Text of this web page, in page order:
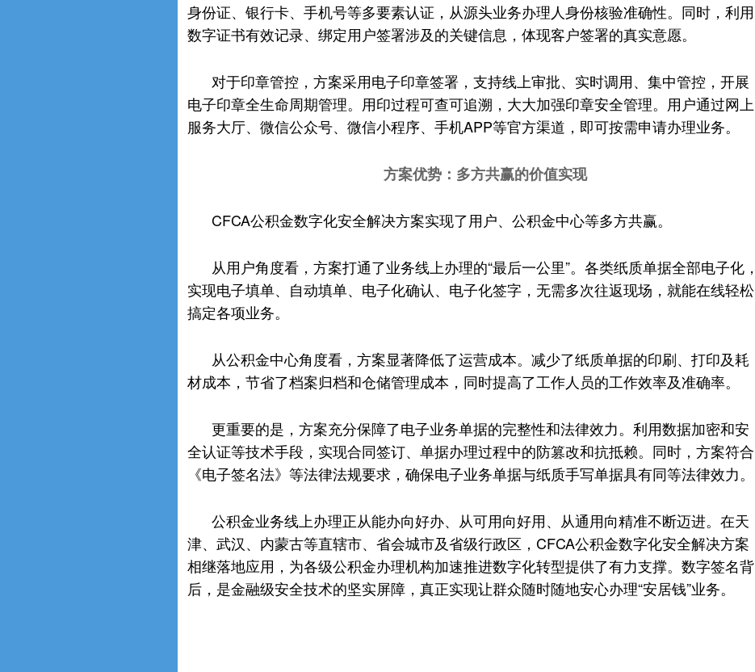
身份证、银行卡、手机号等多要素认证，从源头业务办理人身份核验准确性。同时，利用
数字证书有效记录、绑定用户签署涉及的关键信息，体现客户签署的真实意愿。
对于印章管控，方案采用电子印章签署，支持线上审批、实时调用、集中管控，开展
电子印章全生命周期管理。用印过程可查可追溯，大大加强印章安全管理。用户通过网上
服务大厅、微信公众号、微信小程序、手机APP等官方渠道，即可按需申请办理业务。
方案优势：多方共赢的价值实现
CFCA公积金数字化安全解决方案实现了用户、公积金中心等多方共赢。
从用户角度看，方案打通了业务线上办理的“最后一公里”。各类纸质单据全部电子化，
实现电子填单、自动填单、电子化确认、电子化签字，无需多次往返现场，就能在线轻松
搞定各项业务。
从公积金中心角度看，方案显著降低了运营成本。减少了纸质单据的印刷、打印及耗
材成本，节省了档案归档和仓储管理成本，同时提高了工作人员的工作效率及准确率。
更重要的是，方案充分保障了电子业务单据的完整性和法律效力。利用数据加密和安
全认证等技术手段，实现合同签订、单据办理过程中的防篡改和抗抵赖。同时，方案符合
《电子签名法》等法律法规要求，确保电子业务单据与纸质手写单据具有同等法律效力。
公积金业务线上办理正从能办向好办、从可用向好用、从通用向精准不断迈进。在天
津、武汉、内蒙古等直辖市、省会城市及省级行政区，CFCA公积金数字化安全解决方案
相继落地应用，为各级公积金办理机构加速推进数字化转型提供了有力支撑。数字签名背
后，是金融级安全技术的坚实屏障，真正实现让群众随时随地安心办理“安居钱”业务。